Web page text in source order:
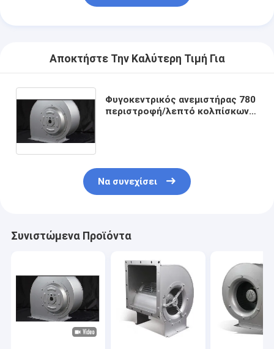
Αποκτήστε Την Καλύτερη Τιμή Για
Φυγοκεντρικός ανεμιστήρας 780
περιστροφή/λεπτό κολπίσκων
Να συνεχίσει
Συνιστώμενα Προϊόντα